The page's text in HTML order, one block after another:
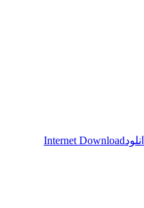
Internet Download